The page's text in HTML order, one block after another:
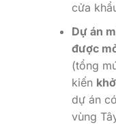
cửa
Dự án
được
(tổng
kiến
dự án
vùng